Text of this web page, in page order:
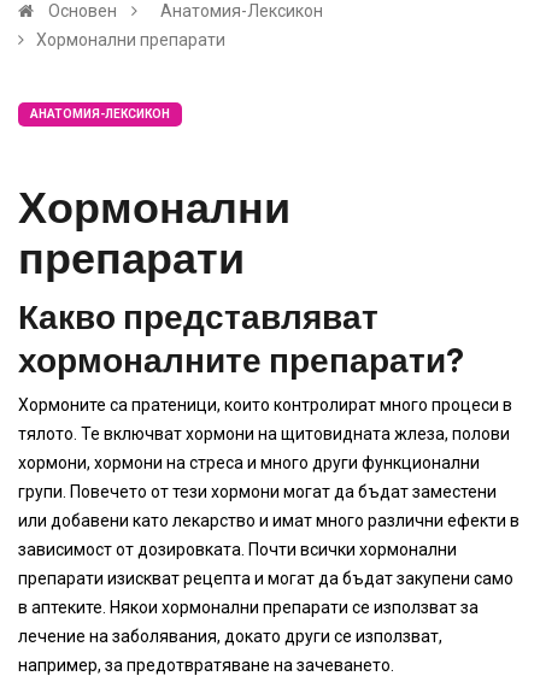
Основен
Анатомия-Лексикон
Хормонални препарати
АНАТОМИЯ-ЛЕКСИКОН
Хормонални
препарати
Какво представляват
хормоналните препарати?
Хормоните са пратеници, които контролират много процеси в
тялото. Те включват хормони на щитовидната жлеза, полови
хормони, хормони на стреса и много други функционални
групи. Повечето от тези хормони могат да бъдат заместени
или добавени като лекарство и имат много различни ефекти в
зависимост от дозировката. Почти всички хормонални
препарати изискват рецепта и могат да бъдат закупени само
в аптеките. Някои хормонални препарати се използват за
лечение на заболявания, докато други се използват,
например, за предотвратяване на зачеването.